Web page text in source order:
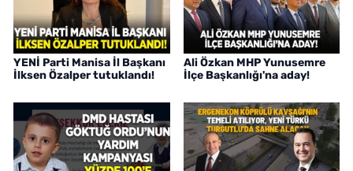
YENİ Parti Manisa İl Başkanı
İlksen Özalper tutuklandı!
Ali Özkan MHP Yunusemre
İlçe Başkanlığı'na aday!